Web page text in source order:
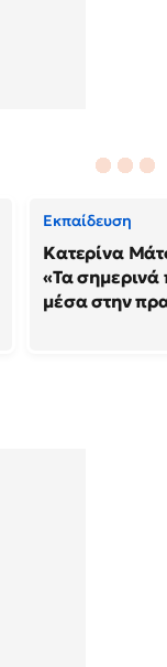
Εκπαίδευση
Κατερίνα
«Τα σημερινά
μέσα στην